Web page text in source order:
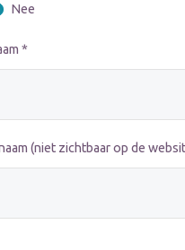
Nee
*
(niet zichtbaar op de